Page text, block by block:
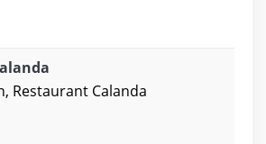
Restaurant Calanda